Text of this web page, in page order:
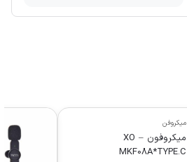
میکروفن
میکروفون XO –
MKF08A*TYPE.C